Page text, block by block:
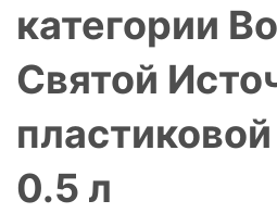
категории
Святой
0.5 л